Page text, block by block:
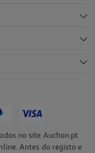
no site Auchan.pt
Antes do registo e